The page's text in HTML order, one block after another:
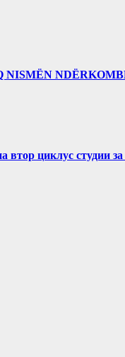
циклус студии за